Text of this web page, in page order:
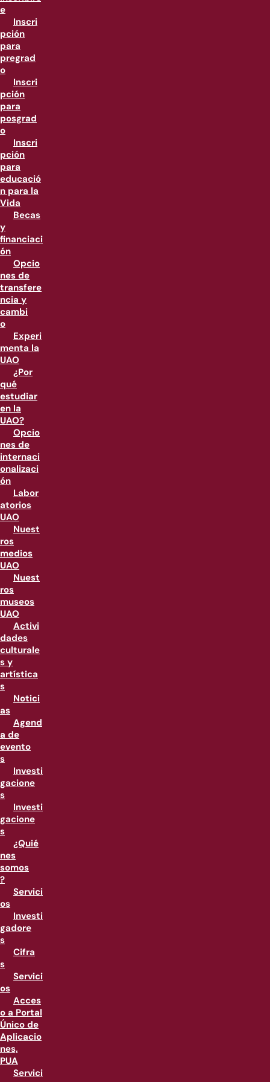
e
Inscri
pción
para
pregrad
o
Inscri
pción
para
posgrad
o
Inscri
pción
para
educació
n para la
Vida
Becas
y
financiaci
ón
Opcio
nes de
transfere
ncia y
cambi
o
Experi
menta la
UAO
¿Por
qué
estudiar
en la
UAO?
Opcio
nes de
internaci
onalizaci
ón
Labor
atorios
UAO
Nuest
ros
medios
UAO
Nuest
ros
museos
UAO
Activi
dades
culturale
s y
artística
s
Notici
as
Agend
a de
evento
s
Investi
gacione
s
Investi
gacione
s
¿Quié
nes
somos
?
Servici
os
Investi
gadore
s
Cifra
s
Servici
os
Acces
o a Portal
Único de
Aplicacio
nes,
PUA
Servici